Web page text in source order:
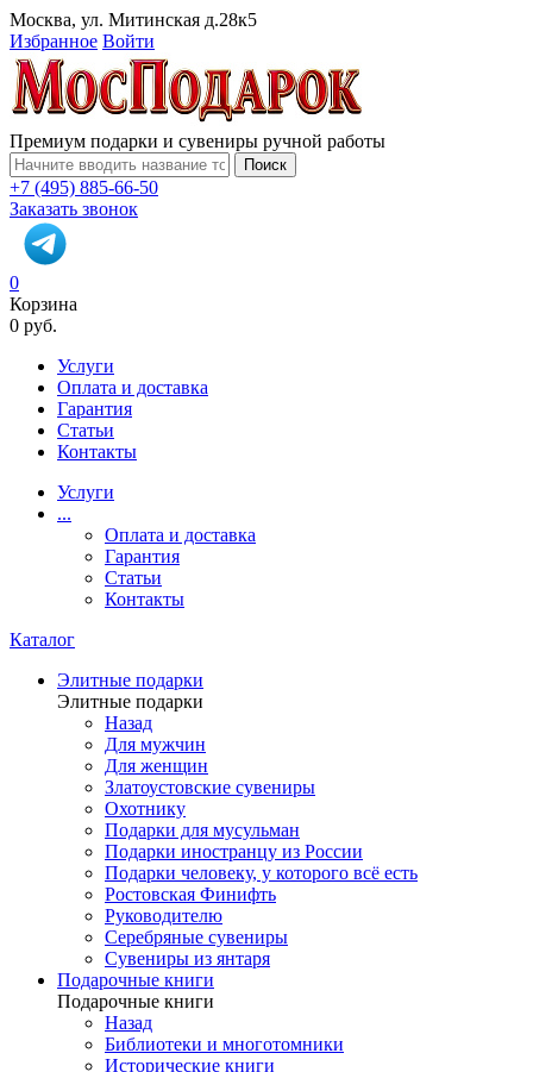
Москва, ул. Митинская д.28к5
Избранное Войти
Премиум подарки и сувениры ручной работы
Поиск
+7 (495) 885-66-50
Заказать звонок
0
Корзина
0 руб.
Услуги
Оплата и доставка
Гарантия
Статьи
Контакты
Услуги
...
Оплата и доставка
Гарантия
Статьи
Контакты
Каталог
Элитные подарки
Элитные подарки
Назад
Для мужчин
Для женщин
Златоустовские сувениры
Охотнику
Подарки для мусульман
Подарки иностранцу из России
Подарки человеку, у которого всё есть
Ростовская Финифть
Руководителю
Серебряные сувениры
Сувениры из янтаря
Подарочные книги
Подарочные книги
Назад
Библиотеки и многотомники
Исторические книги